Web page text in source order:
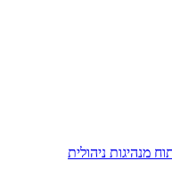
מנהיגות ניהולית